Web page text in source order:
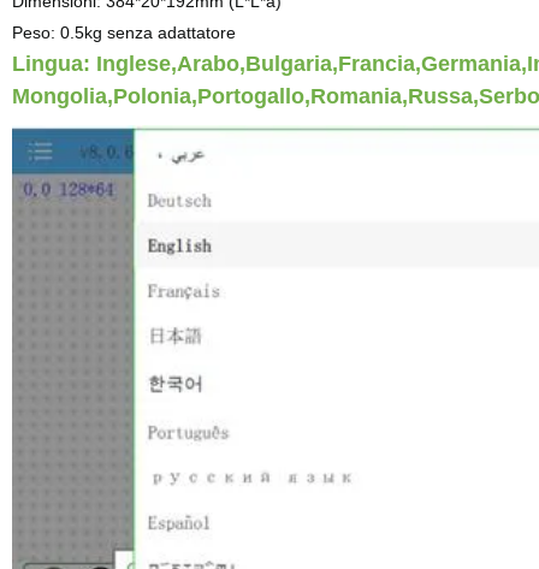
Peso: 0.5kg senza adattatore
Lingua: